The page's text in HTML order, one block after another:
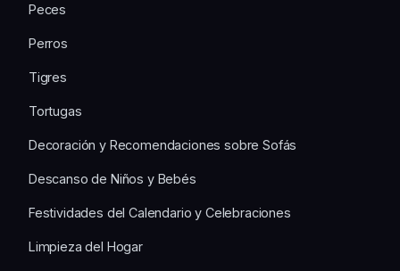
Peces
Perros
Tigres
Tortugas
Decoración y Recomendaciones sobre Sofás
Descanso de Niños y Bebés
Festividades del Calendario y Celebraciones
Limpieza del Hogar